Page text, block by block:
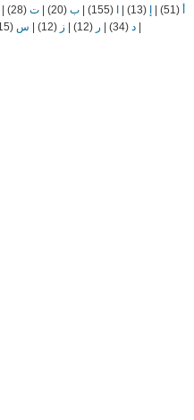
أ (51)
| إ (13)
| ا (155)
| ب (20)
| ت (28)
|
| د (34)
| ر (12)
| ز (12)
| س (15)